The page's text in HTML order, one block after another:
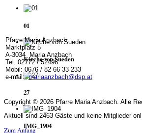
01
Kirche von Sueden
27
IMG_1904
Pfarre Maria Anzbach
Marktplatz 5
A-3034 Maria Anzbach
Tel. 02772 / 52496
Mobil: 0676 / 82 66 33 233
e-mail:mariaanzbach@dsp.at
Copyright © 2026 Pfarre Maria Anzbach. Alle
Aktuell sind 2463 Gäste und keine Mitglieder
Zum Anfang